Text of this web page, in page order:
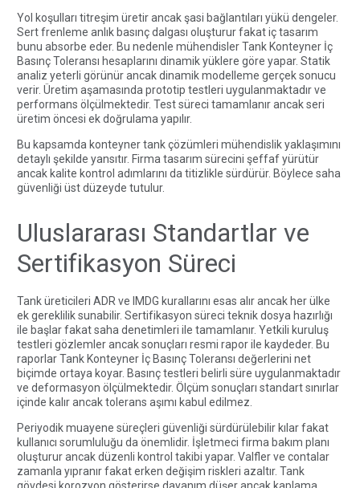
Yol koşulları titreşim üretir ancak şasi bağlantıları yükü dengeler.
Sert frenleme anlık basınç dalgası oluşturur fakat iç tasarım
bunu absorbe eder. Bu nedenle mühendisler Tank Konteyner İç
Basınç Toleransı hesaplarını dinamik yüklere göre yapar. Statik
analiz yeterli görünür ancak dinamik modelleme gerçek sonucu
verir. Üretim aşamasında prototip testleri uygulanmaktadır ve
performans ölçülmektedir. Test süreci tamamlanır ancak seri
üretim öncesi ek doğrulama yapılır.
Bu kapsamda konteyner tankçözümleri mühendislik yaklaşımını
detaylı şekilde yansıtır. Firma tasarım sürecini şeffaf yürütür
ancak kalite kontrol adımlarını da titizlikle sürdürür. Böylece saha
güvenliği üst düzeyde tutulur.
Uluslararası Standartlar ve
Sertifikasyon Süreci
Tank üreticileri ADR ve IMDG kurallarını esas alır ancak her ülke
ek gereklilik sunabilir. Sertifikasyon süreci teknik dosya hazırlığı
ile başlar fakat saha denetimleri ile tamamlanır. Yetkili kuruluş
testleri gözlemler ancak sonuçları resmi rapor ile kaydeder. Bu
raporlar Tank Konteyner İç Basınç Toleransı değerlerini net
biçimde ortaya koyar. Basınç testleri belirli süre uygulanmaktadır
ve deformasyon ölçülmektedir. Ölçüm sonuçları standart sınırlar
içinde kalır ancak tolerans aşımı kabul edilmez.
Periyodik muayene süreçleri güvenliği sürdürülebilir kılar fakat
kullanıcı sorumluluğu da önemlidir. İşletmeci firma bakım planı
oluşturur ancak düzenli kontrol takibi yapar. Valfler ve contalar
zamanla yıpranır fakat erken değişim riskleri azaltır. Tank